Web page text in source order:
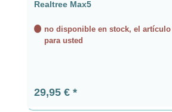
Realtree Max5
no disponible en stock, el artículo
para usted
Precio normal:
29,95 €